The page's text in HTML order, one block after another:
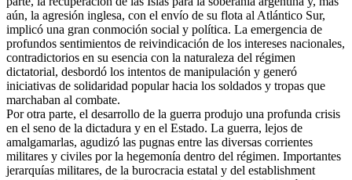
aún, la agresión inglesa, con el envío de su flota al Atlántico Sur,
implicó una gran conmoción social y política. La emergencia de
profundos sentimientos de reivindicación de los intereses nacionales,
contradictorios en su esencia con la naturaleza del régimen
dictatorial, desbordó los intentos de manipulación y generó
iniciativas de solidaridad popular hacia los soldados y tropas que
marchaban al combate.
Por otra parte, el desarrollo de la guerra produjo una profunda crisis
en el seno de la dictadura y en el Estado. La guerra, lejos de
amalgamarlas, agudizó las pugnas entre las diversas corrientes
militares y civiles por la hegemonía dentro del régimen. Importantes
jerarquías militares, de la burocracia estatal y del establishment